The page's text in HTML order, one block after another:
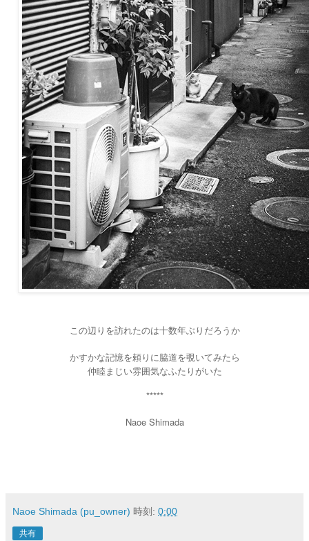
この辺りを訪れたのは十数年ぶりだろうか
かすかな記憶を頼りに脇道を覗いてみたら
仲睦まじい雰囲気なふたりがいた
*****
Naoe Shimada
Naoe Shimada (pu_owner) 時刻: 0:00
共有